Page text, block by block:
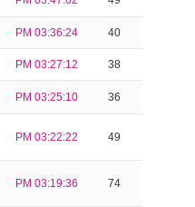
PM 03:36:24 40
PM 03:27:12 38
PM 03:25:10 36
PM 03:22:22 49
PM 03:19:36 74